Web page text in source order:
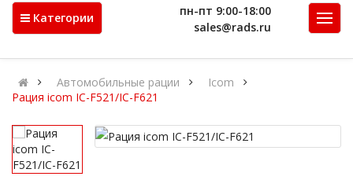
Категории
пн-пт 9:00-18:00
sales@rads.ru
Автомобильные рации
Icom
Рация icom IC-F521/IC-F621